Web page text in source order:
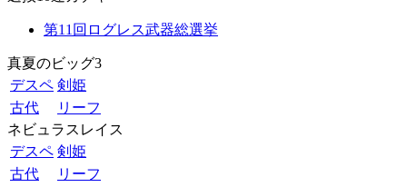
第11回ログレス武器総選挙
真夏のビッグ3
デスペ 剣姫
古代
リーフ
ネビュラスレイス
デスペ 剣姫
古代
リーフ